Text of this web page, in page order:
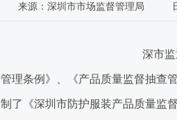
来源： 深圳市市场监督管理局
深市
条例》、《产品质量监督抽查
了《深圳市防护服装产品质量监